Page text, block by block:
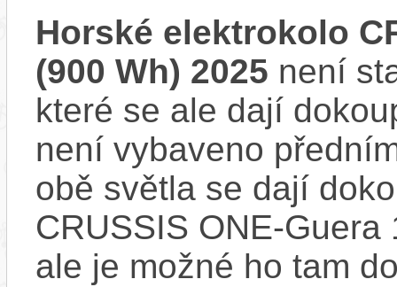
Horské elektrokolo
(900 Wh) 2025 není
které se ale dají
není vybaveno
obě světla se dají
CRUSSIS ONE-
ale je možné ho tam